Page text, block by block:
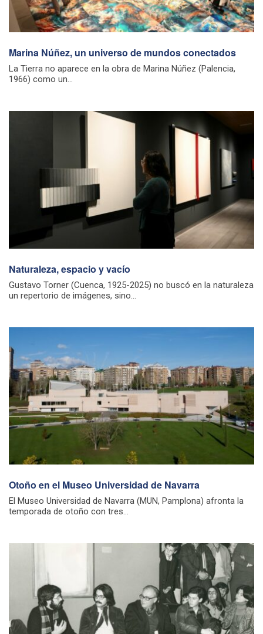
Marina Núñez, un universo de mundos conectados
La Tierra no aparece en la obra de Marina Núñez (Palencia,
1966) como un...
Naturaleza, espacio y vacío
Gustavo Torner (Cuenca, 1925-2025) no buscó en la naturaleza
un repertorio de imágenes, sino...
Otoño en el Museo Universidad de Navarra
El Museo Universidad de Navarra (MUN, Pamplona) afronta la
temporada de otoño con tres...